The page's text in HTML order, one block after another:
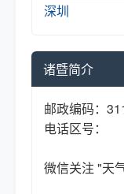
深圳
诸暨简介
邮政编码：
电话区号：
微信关注 "天